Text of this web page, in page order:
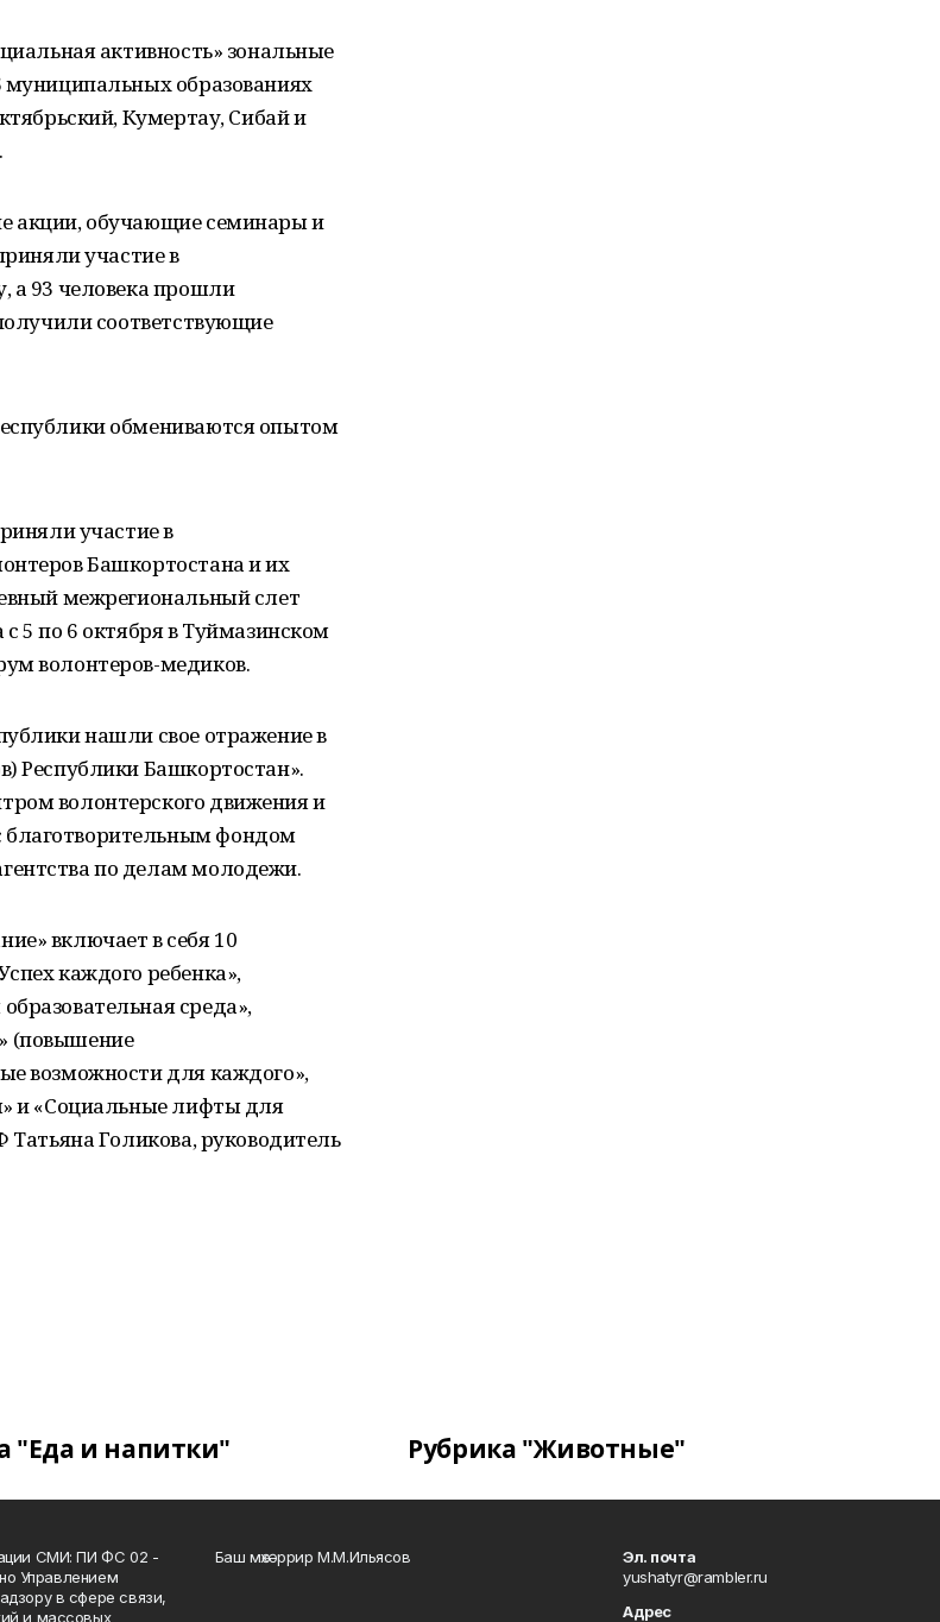
активность» зональные
муниципальных образованиях
Кумертау, Сибай и
акции, обучающие семинары и
участие в
а 93 человека прошли
соответствующие
обмениваются опытом
участие в
Башкортостана и их
межрегиональный слет
5 по 6 октября в Туймазинском
волонтеров-медиков.
нашли свое отражение в
Республики Башкортостан».
волонтерского движения и
фондом
по делам молодежи.
включает в себя 10
каждого ребенка»,
среда»,
(повышение
возможности для каждого»,
и «Социальные лифты для
Голикова, руководитель
"Еда и напитки" Рубрика "Животные"
СМИ: ПИ ФС 02 -
Управлением
в сфере связи,
и массовых
Баш мөхәррир М.М.Ильясов
Эл. почта
yushatyr@rambler.ru
Адрес